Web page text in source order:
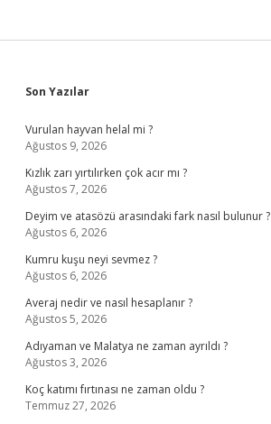
Sidebar
Son Yazılar
Vurulan hayvan helal mi ?
Ağustos 9, 2026
Kızlık zarı yırtılırken çok acır mı ?
Ağustos 7, 2026
Deyim ve atasözü arasındaki fark nasıl bulunur ?
Ağustos 6, 2026
Kumru kuşu neyi sevmez ?
Ağustos 6, 2026
Averaj nedir ve nasıl hesaplanır ?
Ağustos 5, 2026
Adıyaman ve Malatya ne zaman ayrıldı ?
Ağustos 3, 2026
Koç katımı fırtınası ne zaman oldu ?
Temmuz 27, 2026